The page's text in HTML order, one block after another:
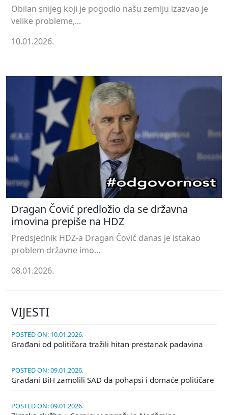
Obilan snijeg koji je pogodio našu zemlju izazvao je
velike probleme,...
10.01.2026.
Dragan Čović predložio da se državna
imovina prepiše na HDZ
Predsjednik HDZ-a Dragan Čović danas je istakao
problem državne imo...
08.01.2026.
VIJESTI
POSTED ON: 10.01.2026.
Građani od političara tražili hitan prestanak padavina
POSTED ON: 09.01.2026.
Građani BiH zamolili SAD da pohapsi i domaće političare
POSTED ON: 09.01.2026.